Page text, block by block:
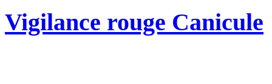
Vigilance rouge Canicule